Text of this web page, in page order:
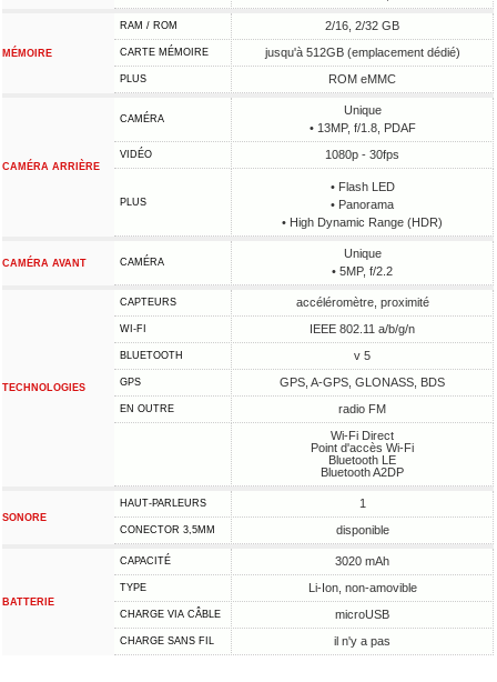
MÉMOIRE
RAM / ROM 2/16, 2/32 GB
CARTE MÉMOIRE jusqu'à 512GB (emplacement dédié)
PLUS ROM eMMC
CAMÉRA ARRIÈRE
CAMÉRA
Unique
• 13MP, f/1.8, PDAF
VIDÉO 1080p - 30fps
PLUS
• Flash LED
• Panorama
• High Dynamic Range (HDR)
CAMÉRA AVANT CAMÉRA
Unique
• 5MP, f/2.2
TECHNOLOGIES
CAPTEURS accéléromètre, proximité
WI-FI IEEE 802.11 a/b/g/n
BLUETOOTH v 5
GPS GPS, A-GPS, GLONASS, BDS
EN OUTRE
radio FM
Wi-Fi Direct
Point d'accès Wi-Fi
Bluetooth LE
Bluetooth A2DP
SONORE
HAUT-PARLEURS 1
CONECTOR 3,5MM disponible
BATTERIE
CAPACITÉ 3020 mAh
TYPE Li-Ion, non-amovible
CHARGE VIA CÂBLE microUSB
CHARGE SANS FIL il n'y a pas